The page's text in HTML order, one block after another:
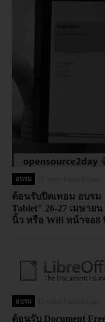
อบรม
ต้อนรับปิดเทอม อบรม
Tablet" 26-27 เมษาย
นิ้ว หรือ Wifi หน้าจอ8
อบรม
ต้อนรับ Document